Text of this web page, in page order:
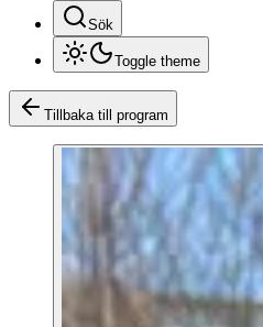
Sök
Toggle theme
Tillbaka till program